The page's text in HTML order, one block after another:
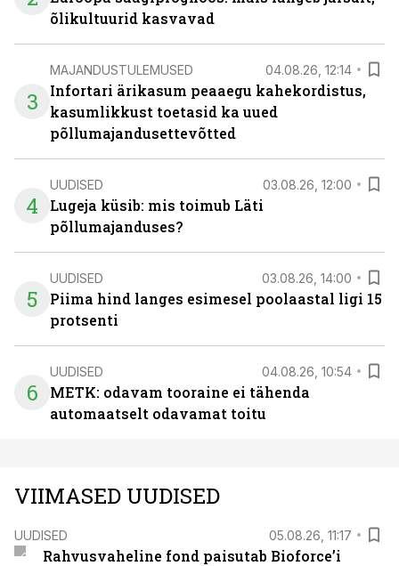
õlikultuurid kasvavad
3
MAJANDUSTULEMUSED 04.08.26, 12:14
Infortari ärikasum peaaegu kahekordistus,
kasumlikkust toetasid ka uued
põllumajandusettevõtted
4
UUDISED 03.08.26, 12:00
Lugeja küsib: mis toimub Läti
põllumajanduses?
5
UUDISED 03.08.26, 14:00
Piima hind langes esimesel poolaastal ligi 15
protsenti
6
UUDISED 04.08.26, 10:54
METK: odavam tooraine ei tähenda
automaatselt odavamat toitu
VIIMASED UUDISED
UUDISED 05.08.26, 11:17
Rahvusvaheline fond paisutab Bioforce’i